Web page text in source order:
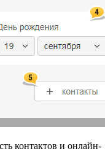
контактов и онлайн-